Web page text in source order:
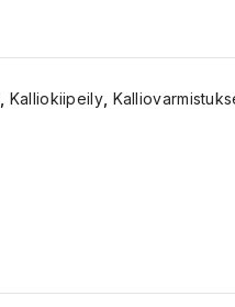
Kalliokiipeily,